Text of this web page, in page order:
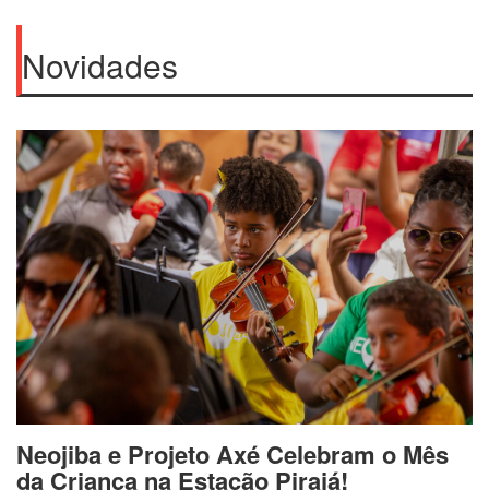
Novidades
Neojiba e Projeto Axé Celebram o Mês
da Criança na Estação Pirajá!